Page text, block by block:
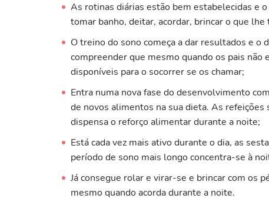
As rotinas diárias estão bem estabelecidas e
tomar banho, deitar, acordar, brincar o que
O treino do sono começa a dar resultados e
compreender que mesmo quando os pais
disponíveis para o socorrer se os chamar;
Entra numa nova fase do desenvolvimento
de novos alimentos na sua dieta. As refeições
dispensa o reforço alimentar durante a noite;
Está cada vez mais ativo durante o dia, as
período de sono mais longo concentra-se à
Já consegue rolar e virar-se e brincar com os
mesmo quando acorda durante a noite.